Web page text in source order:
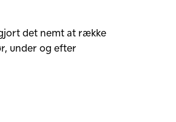
det nemt at række
under og efter